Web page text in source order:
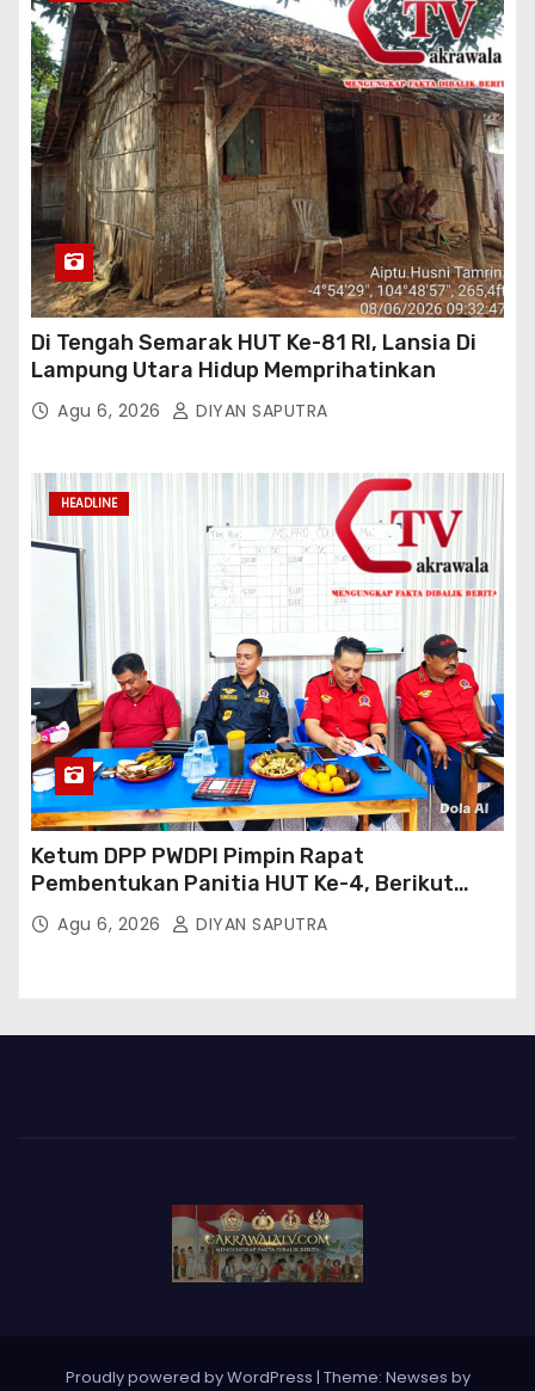
Di Tengah Semarak HUT Ke-81 RI, Lansia Di
Lampung Utara Hidup Memprihatinkan
Agu 6, 2026 DIYAN SAPUTRA
HEADLINE
Ketum DPP PWDPI Pimpin Rapat
Pembentukan Panitia HUT Ke-4, Berikut
Susunan Dan Rangkaian Kegiatannya
Agu 6, 2026 DIYAN SAPUTRA
Proudly powered by WordPress | Theme: Newses by